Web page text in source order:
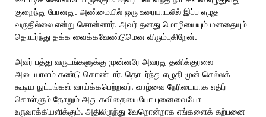
குறைந்து போனது. அண்மையில் ஒரு உரையாடலில் இப்ப எழுத
வருதில்லை என்று சொன்னார். அவர் தனது மொழியையும் மனதையும்
தொடர்ந்து தக்க வைக்கவேண்டுமென விரும்புகிறேன்.
அவர் பத்து வருடங்களுக்கு முன்னரே அவரது தனிக்குரலை
அடையாளம் கண்டு கொண்டார். தொடர்ந்து எழுதி முன் செல்லக்
கூடிய நுட்பங்கள் வாய்க்கபெற்றவர். வாழ்வை நேரிடையாக எதிர்
கொள்ளும் தோறும் அது கவிதையையோ புனைவையோ
உருவாக்கியளிக்கும். அதிலிருந்து வேறொன்றாக எங்களைக் கற்பனை